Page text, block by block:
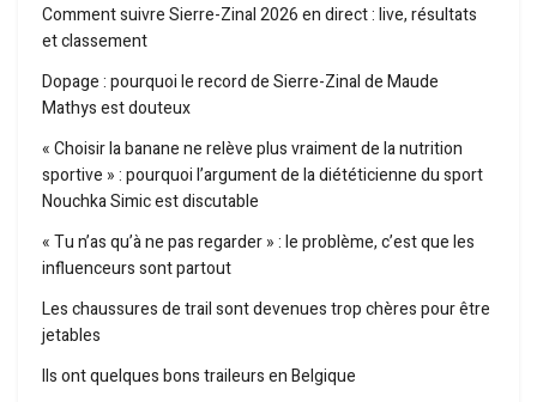
Comment suivre Sierre-Zinal 2026 en direct : live, résultats
et classement
Dopage : pourquoi le record de Sierre-Zinal de Maude
Mathys est douteux
« Choisir la banane ne relève plus vraiment de la nutrition
sportive » : pourquoi l’argument de la diététicienne du sport
Nouchka Simic est discutable
« Tu n’as qu’à ne pas regarder » : le problème, c’est que les
influenceurs sont partout
Les chaussures de trail sont devenues trop chères pour être
jetables
Ils ont quelques bons traileurs en Belgique